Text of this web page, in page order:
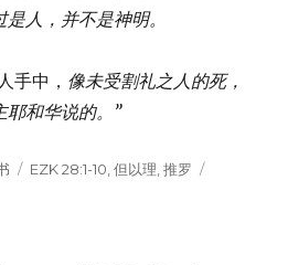
是人，并不是神明。
手中， 像未受割礼之人的死，
耶和华说的。”
Tags
EZK 28:1-10 ,但以理 ,推罗